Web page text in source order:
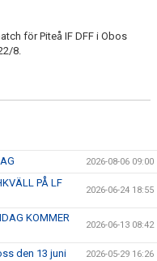
för Piteå IF DFF i Obos
8.
2026-08-06 09:00
PÅ LF
2026-06-24 18:55
KOMMER
2026-06-13 08:42
den 13 juni 2026-05-29 16:26